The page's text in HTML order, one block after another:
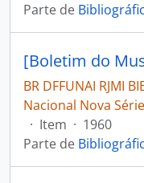
Parte de
BR DFFUNAI RJMI
Nacional Nova
· Item · 1960
Parte de